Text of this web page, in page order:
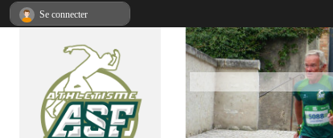
Se connecter
Panneau de gestion des cookies